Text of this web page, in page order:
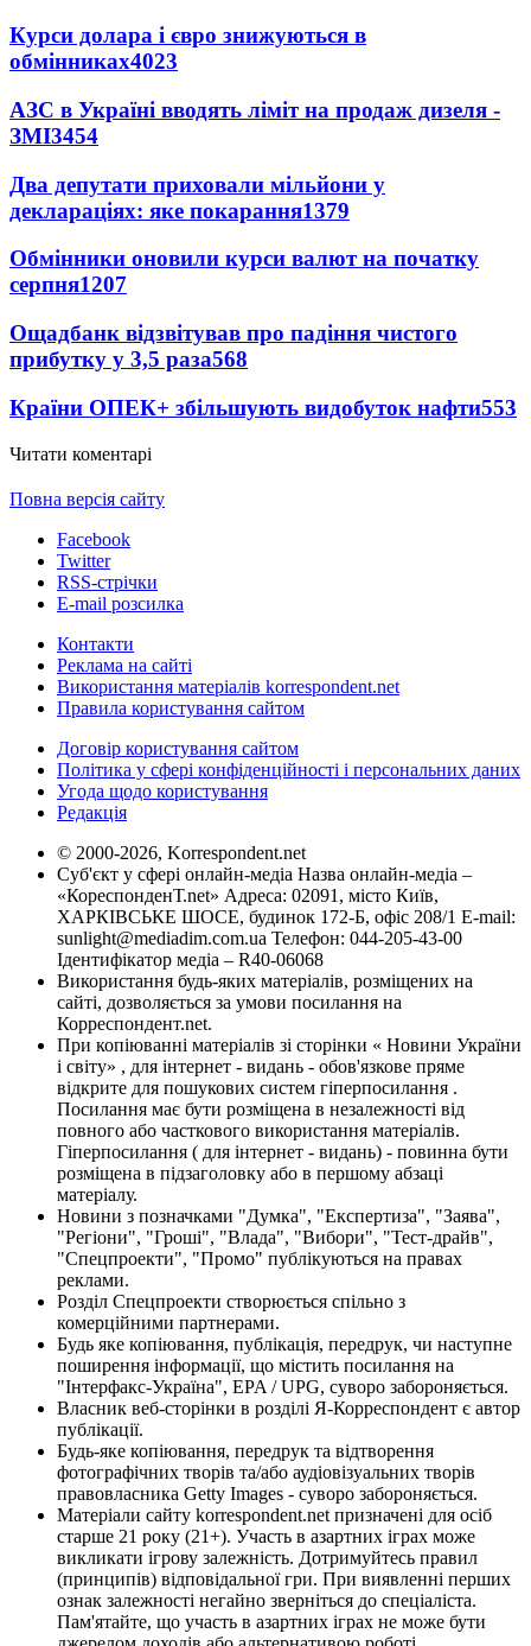
Курси долара і євро знижуються в
обмінниках4023
АЗС в Україні вводять ліміт на продаж дизеля -
ЗМІ3454
Два депутати приховали мільйони у
деклараціях: яке покарання1379
Обмінники оновили курси валют на початку
серпня1207
Ощадбанк відзвітував про падіння чистого
прибутку у 3,5 раза568
Країни ОПЕК+ збільшують видобуток нафти553
Читати коментарі
Повна версія сайту
Facebook
Twitter
RSS-стрічки
E-mail розсилка
Контакти
Реклама на сайті
Використання матеріалів korrespondent.net
Правила користування сайтом
Договір користування сайтом
Політика у сфері конфіденційності і персональних даних
Угода щодо користування
Редакція
© 2000-2026, Korrespondent.net
Суб'єкт у сфері онлайн-медіа Назва онлайн-медіа –
«КореспонденТ.net» Адреса: 02091, місто Київ,
ХАРКІВСЬКЕ ШОСЕ, будинок 172-Б, офіс 208/1 E-mail:
sunlight@mediadim.com.ua Телефон: 044-205-43-00
Ідентифікатор медіа – R40-06068
Використання будь-яких матеріалів, розміщених на
сайті, дозволяється за умови посилання на
Корреспондент.net.
При копіюванні матеріалів зі сторінки « Новини України
і світу» , для інтернет - видань - обов'язкове пряме
відкрите для пошукових систем гіперпосилання .
Посилання має бути розміщена в незалежності від
повного або часткового використання матеріалів.
Гіперпосилання ( для інтернет - видань) - повинна бути
розміщена в підзаголовку або в першому абзаці
матеріалу.
Новини з позначками "Думка", "Експертиза", "Заява",
"Регіони", "Гроші", "Влада", "Вибори", "Тест-драйв",
"Спецпроекти", "Промо" публікуються на правах
реклами.
Розділ Спецпроекти створюється спільно з
комерційними партнерами.
Будь яке копіювання, публікація, передрук, чи наступне
поширення інформації, що містить посилання на
"Інтерфакс-Україна", EPA / UPG, суворо забороняється.
Власник веб-сторінки в розділі Я-Корреспондент є автор
публікації.
Будь-яке копіювання, передрук та відтворення
фотографічних творів та/або аудіовізуальних творів
правовласника Getty Images - суворо забороняється.
Матеріали сайту korrespondent.net призначені для осіб
старше 21 року (21+). Участь в азартних іграх може
викликати ігрову залежність. Дотримуйтесь правил
(принципів) відповідальної гри. При виявленні перших
ознак залежності негайно зверніться до спеціаліста.
Пам'ятайте, що участь в азартних іграх не може бути